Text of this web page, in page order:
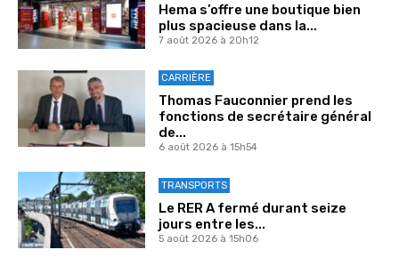
Hema s’offre une boutique bien
plus spacieuse dans la...
7 août 2026 à 20h12
CARRIÈRE
Thomas Fauconnier prend les
fonctions de secrétaire général
de...
6 août 2026 à 15h54
TRANSPORTS
Le RER A fermé durant seize
jours entre les...
5 août 2026 à 15h06